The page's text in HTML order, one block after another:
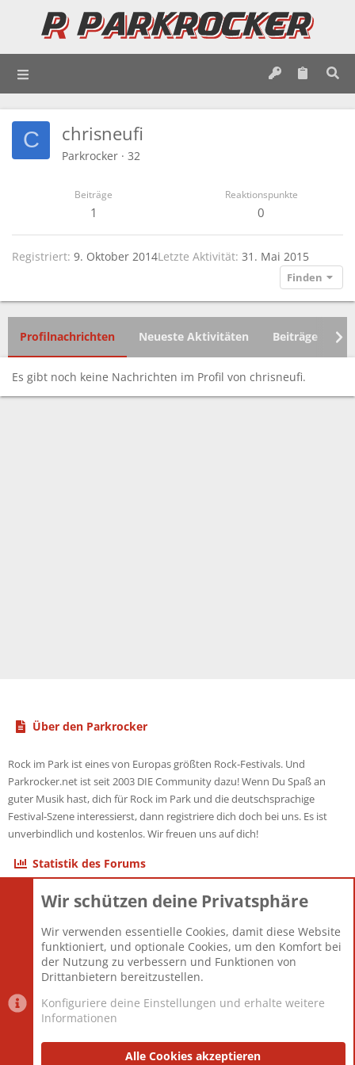
C chrisneufi
Parkrocker · 32
Beiträge
1
Reaktionspunkte
0
Registriert 9. Oktober 2014Letzte Aktivität 31. Mai 2015
Finden
Profilnachrichten Neueste Aktivitäten Beiträge
Es gibt noch keine Nachrichten im Profil von chrisneufi.
Über den Parkrocker
Rock im Park ist eines von Europas größten Rock-Festivals. Und
Parkrocker.net ist seit 2003 DIE Community dazu! Wenn Du Spaß an
guter Musik hast, dich für Rock im Park und die deutschsprachige
Festival-Szene interessierst, dann registriere dich doch bei uns. Es ist
unverbindlich und kostenlos. Wir freuen uns auf dich!
Statistik des Forums
Themen
Mitglieder
12.427
Neuestes Mitglied
Berlin
Datenschutzerklärung Impressum
Wir schützen deine Privatsphäre
Wir verwenden essentielle Cookies, damit diese Website
funktioniert, und optionale Cookies, um den Komfort bei
der Nutzung zu verbessern und Funktionen von
Drittanbietern bereitzustellen.
Konfiguriere deine Einstellungen und erhalte weitere
Informationen
Alle Cookies akzeptieren